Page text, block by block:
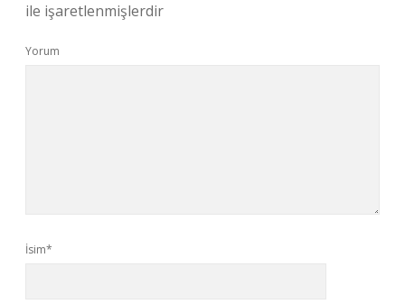
ile işaretlenmişlerdir
Yorum
İsim*